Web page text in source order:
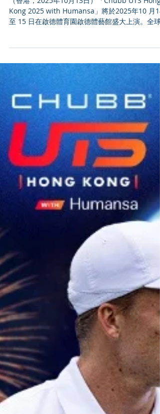
Chubb UTS Hong Kong
with Humansa 張之臻校園親
（香港，2025年10月13日）「Chubb UTS Hong
Kong 2025 with Humansa」將於2025年10 月14
至 15 日在啟德體育園啟德體藝館盛大上演。全球
目的創新網球賽事 Ultimate Tennis Showdown
（UTS）首度進軍亞洲，並以香港作為首站。 7位
抵港網壇巨星、球迷寵兒基利奧斯（Nicholas
Hilmy Kyrgios）及UTS創辦人摩利度古（Patrick
Mouratoglou），今晨齊聚灣仔海濱，與極具標誌
性的宙斯雷霆冠軍獎盃合影，迎接UTS亞洲首戰。
最新加入戰陣的美國球手布祿斯比（Jenson
Brooksby）將於今日較後時間抵港。 中國網球名
張之臻上午到訪聖公會聖米迦勒小學，與約60位學
生分享他的網球奮鬥過程。張之臻親自落場示範，
逐一指導學生的網球技巧。張之臻勉勵同學勇於尋
找自己喜愛的運動，並要勇於面對挫折及學懂面對
失敗。他送上簽名網球予同學留念，啟發他們的網
球夢。 圖片說明 : 圖片1 7位已抵港網壇巨星、基
奧斯（Nicholas Hilmy Kyrgios）及UT